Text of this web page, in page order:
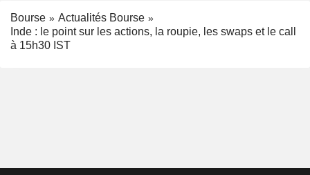
Bourse
Actualités Bourse
Inde : le point sur les actions, la roupie, les swaps et le call
à 15h30 IST